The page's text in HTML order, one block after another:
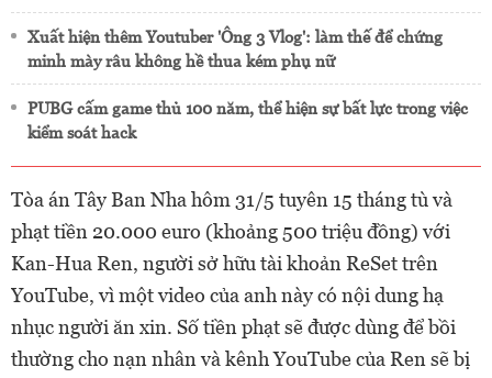
Xuất hiện thêm Youtuber 'Ông 3 Vlog': làm thế để chứng
minh mày râu không hề thua kém phụ nữ
PUBG cấm game thủ 100 năm, thể hiện sự bất lực trong việc
kiểm soát hack
Tòa án Tây Ban Nha hôm 31/5 tuyên 15 tháng tù và
phạt tiền 20.000 euro (khoảng 500 triệu đồng) với
Kan-Hua Ren, người sở hữu tài khoản ReSet trên
YouTube, vì một video của anh này có nội dung hạ
nhục người ăn xin. Số tiền phạt sẽ được dùng để bồi
thường cho nạn nhân và kênh YouTube của Ren sẽ bị